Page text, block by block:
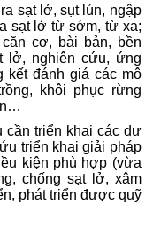
sạt lở, sụt lún, ngập
sạt lở từ sớm, từ xa;
cơ, bài bản, bền
lở, nghiên cứu, ứng
kết đánh giá các mô
khôi phục rừng
cần triển khai các dự
triển khai giải pháp
kiện phù hợp (vừa
chống sạt lở, xâm
phát triển được quỹ